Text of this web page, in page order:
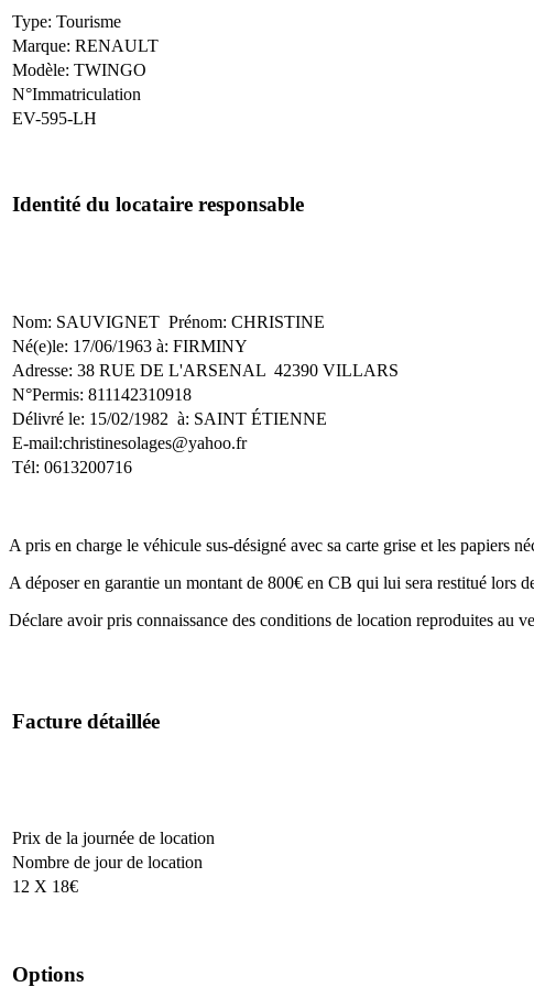
Type: Tourisme
Marque: RENAULT
Modèle: TWINGO
N°Immatriculation
EV-595-LH
Identité du locataire responsable
Nom: SAUVIGNET Prénom: CHRISTINE
Né(e)le: 17/06/1963 à: FIRMINY
Adresse: 38 RUE DE L'ARSENAL 42390 VILLARS
N°Permis: 811142310918
Délivré le: 15/02/1982 à: SAINT ÉTIENNE
E-mail:christinesolages@yahoo.fr
Tél: 0613200716
A pris en charge le véhicule sus-désigné avec sa carte grise et les papiers
A déposer en garantie un montant de 800€ en CB qui lui sera restitué lors
Déclare avoir pris connaissance des conditions de location reproduites au
Facture détaillée
Prix de la journée de location
Nombre de jour de location
12 X 18€
Options